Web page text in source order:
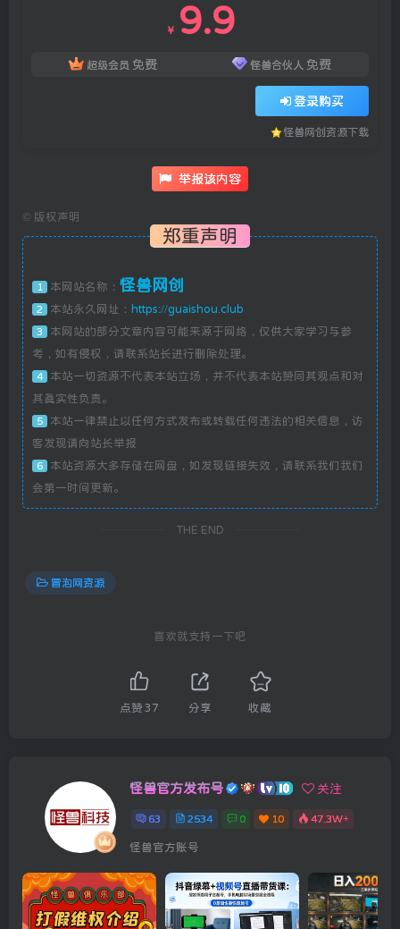
￥ 9.9
超级会员 免费 怪兽合伙人 免费
登录购买
怪兽网创资源下载
举报该内容
© 版权声明
郑重声明
1 本网站名称： 怪兽网创
2 本站永久网址： https://guaishou.club
3
本网站的部分文章内容可能来源于网络，仅供大家学习与参
考，如有侵权，请联系站长进行删除处理。
4
本站一切资源不代表本站立场，并不代表本站赞同其观点和对
其真实性负责。
5
本站一律禁止以任何方式发布或转载任何违法的相关信息，访
客发现请向站长举报
6
本站资源大多存储在网盘，如发现链接失效，请联系我们我们
会第一时间更新。
THE END
冒泡网资源
喜欢就支持一下吧
点赞 37 分享 收藏
怪兽官方发布号 关注
63 2534 0 10 47.3W+
怪兽官方账号